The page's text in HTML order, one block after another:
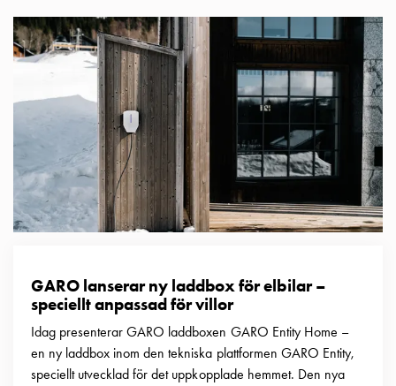
GARO lanserar ny laddbox för elbilar –
speciellt anpassad för villor
Idag presenterar GARO laddboxen GARO Entity Home –
en ny laddbox inom den tekniska plattformen GARO Entity,
speciellt utvecklad för det uppkopplade hemmet. Den nya